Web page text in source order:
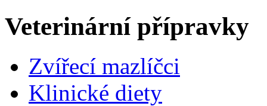
Veterinární přípravky
Zvířecí mazlíčci
Klinické diety